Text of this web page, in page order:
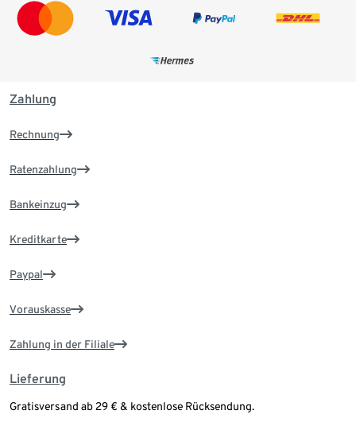
Zahlung
Rechnung
Ratenzahlung
Bankeinzug
Kreditkarte
Paypal
Vorauskasse
Zahlung in der Filiale
Lieferung
Gratisversand ab 29 € & kostenlose Rücksendung.